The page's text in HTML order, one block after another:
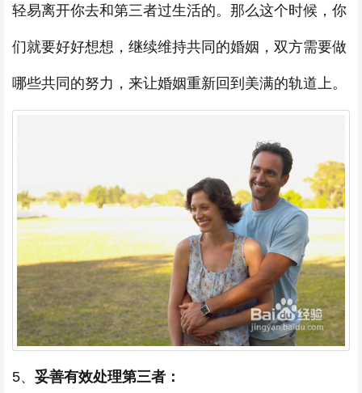
轻易离开你去和第三者过生活的。那么这个时候，你
们就要好好想想，继续维持共同的婚姻，双方需要做
哪些共同的努力，来让婚姻重新回到美满的轨道上。
5、 妥善有效处理第三者：